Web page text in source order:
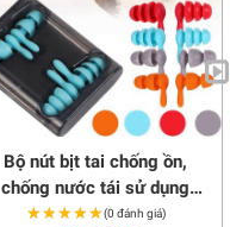
Bộ nút bịt tai chống ồn,
chống nước tái sử dụng
nhiều lần
★★★★★
★★★★★(0 đánh giá)